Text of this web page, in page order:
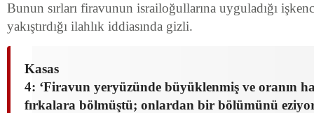
Bunun sırları firavunun israiloğullarına uyguladığı
yakıştırdığı ilahlık iddiasında gizli.
Kasas
4: ‘Firavun yeryüzünde büyüklenmiş ve oranın
fırkalara bölmüştü; onlardan bir bölümünü